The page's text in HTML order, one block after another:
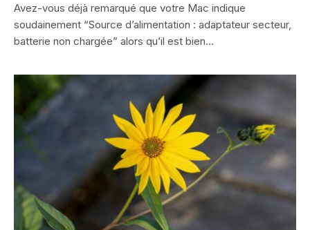
Avez-vous déjà remarqué que votre Mac indique
soudainement “Source d’alimentation : adaptateur secteur,
batterie non chargée” alors qu’il est bien…